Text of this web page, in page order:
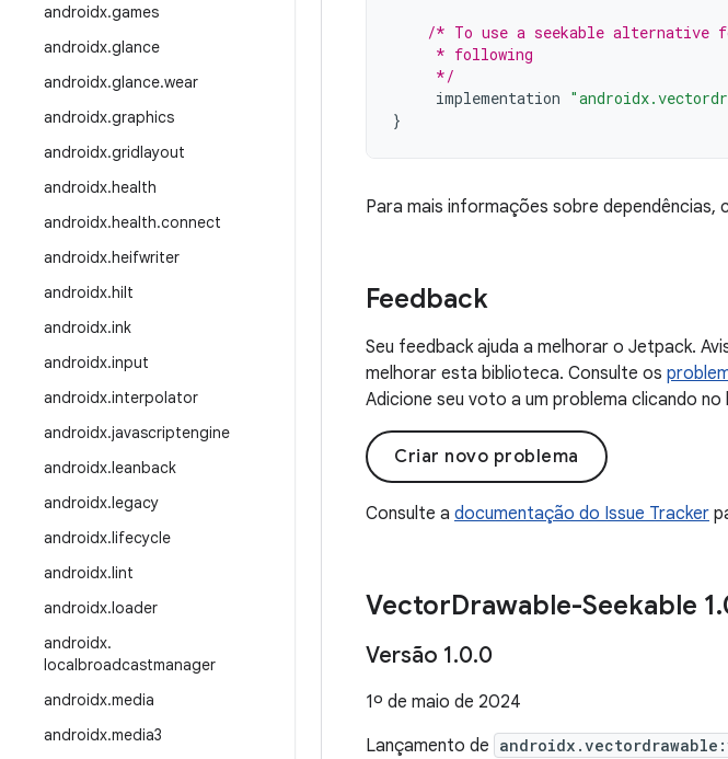
androidx.games
androidx.glance
androidx.glance.wear
androidx.graphics
androidx.gridlayout
androidx.health
androidx.health.connect
androidx.heifwriter
androidx.hilt
androidx.ink
androidx.input
androidx.interpolator
androidx.javascriptengine
androidx.leanback
androidx.legacy
androidx.lifecycle
androidx.lint
androidx.loader
androidx.
localbroadcastmanager
androidx.media
androidx.media3
/* To use a seekable alternative
     * following
     */
implementation
}
Para mais informações sobre dependências,
Feedback
Seu feedback ajuda a melhorar o Jetpack.
melhorar esta biblioteca. Consulte os
Adicione seu voto a um problema clicando
Criar novo problema
Consulte a documentação do Issue Tracker
VectorDrawable-Seekable 1.
Versão 1.0.0
1º de maio de 2024
Lançamento de